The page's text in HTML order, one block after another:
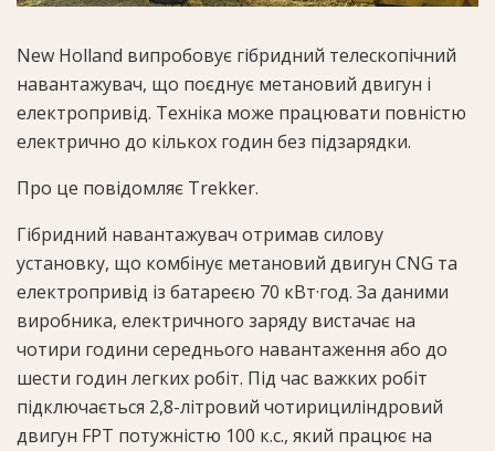
New Holland випробовує гібридний телескопічний
навантажувач, що поєднує метановий двигун і
електропривід. Техніка може працювати повністю
електрично до кількох годин без підзарядки.
Про це повідомляє Trekker.
Гібридний навантажувач отримав силову
установку, що комбінує метановий двигун CNG та
електропривід із батареєю 70 кВт·год. За даними
виробника, електричного заряду вистачає на
чотири години середнього навантаження або до
шести годин легких робіт. Під час важких робіт
підключається 2,8-літровий чотирициліндровий
двигун FPT потужністю 100 к.с., який працює на